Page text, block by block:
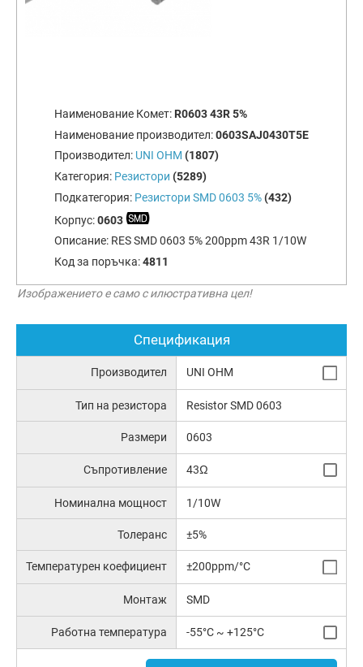
Наименование Комет: R0603 43R 5%
Наименование производител:0603SAJ0430T5E
Производител: UNI OHM (1807)
Категория: Резистори (5289)
Подкатегория: Резистори SMD 0603 5%(432)
Корпус:0603
Описание: RES SMD 0603 5% 200ppm 43R 1/10W
Код за поръчка:4811
Изображението е само с илюстративна цел!
Спецификация
Производител UNI OHM
Тип на резистора Resistor SMD 0603
Размери 0603
Съпротивление 43Ω
Номинална мощност 1/10W
Толеранс ±5%
Температурен коефициент ±200ppm/°C
Монтаж SMD
Работна температура -55°C ~ +125°C